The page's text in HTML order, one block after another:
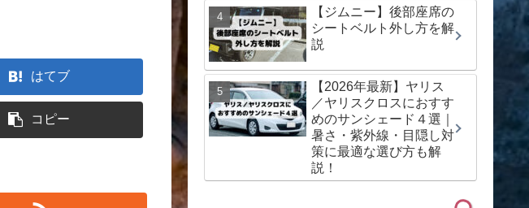
はてブ
コピー
【ジムニー】後部座席の
シートベルト外し方を解
説
【2026年最新】ヤリス
／ヤリスクロスにおすす
めのサンシェード４選｜
暑さ・紫外線・目隠し対
策に最適な選び方も解
説！